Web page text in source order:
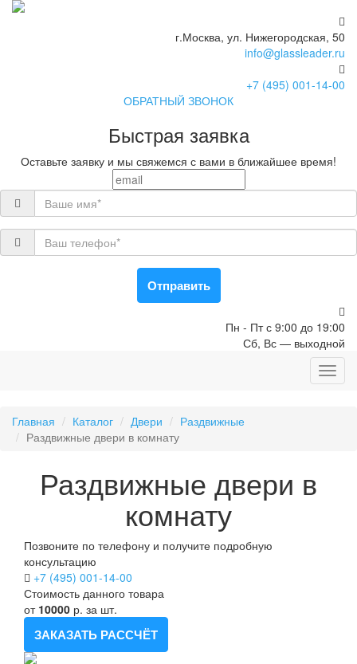
г.Москва, ул. Нижегородская, 50
info@glassleader.ru
+7 (495) 001-14-00
ОБРАТНЫЙ ЗВОНОК
Быстрая заявка
Оставьте заявку и мы свяжемся с вами в ближайшее время!
Отправить
Пн - Пт с 9:00 до 19:00
Сб, Вс — выходной
Главная Каталог Двери
Раздвижные
Раздвижные двери в комнату
Раздвижные двери в
комнату
Позвоните по телефону и получите подробную
консультацию
+7 (495) 001-14-00
Стоимость данного товара
от 10000 р. за шт.
ЗАКАЗАТЬ РАССЧЁТ